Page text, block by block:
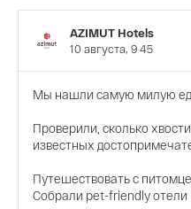
AZIMUT Hotels
10 августа, 9 45
Мы нашли самую милую
Проверили, сколько
известных
Путешествовать с
Собрали pet-friendly отели